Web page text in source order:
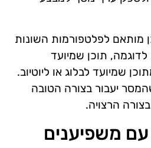
מותאם לפלטפורמות השונות
תוכן שמיועד
שמיועד לבלוג או ליוטיוב.
יעבור בצורה הטובה
הרצויה.
עם משפיענים